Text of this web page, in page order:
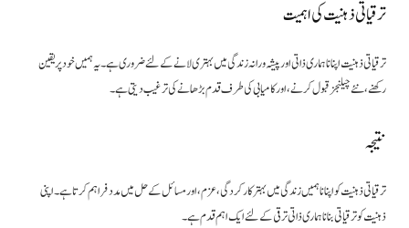
ترقیاتی ذہنیت کی اہمیت
ترقیاتی ذہنیت اپنانا ہماری ذاتی اور پیشہ ورانہ زندگی میں بہتری لانے کے لئے ضروری ہے۔ یہ ہمیں خود پر یقین
رکھنے، نئے چیلنجز قبول کرنے، اور کامیابی کی طرف قدم بڑھانے کی ترغیب دیتی ہے۔
نتیجہ
ترقیاتی ذہنیت کو اپنانا ہمیں زندگی میں بہتر کارکردگی، عزم، اور مسائل کے حل میں مدد فراہم کرتا ہے۔ اپنی
ذہنیت کو ترقیاتی بنانا ہماری ذاتی ترقی کے لئے ایک اہم قدم ہے۔